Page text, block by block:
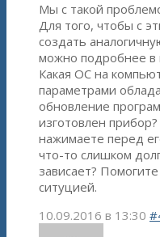
Мы с такой
Для того, чтобы с
создать
можно подробнее в
Какая ОС на
параметрами
обновление
изготовлен
нажимаете перед
что-то слишком
зависает?
ситуцией.
10.09.2016 в 13:30